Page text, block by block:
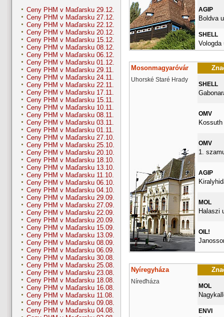
Ceny PHM v Maďarsku 29.12.
Ceny PHM v Maďarsku 27.12.
Ceny PHM v Maďarsku 22.12.
Ceny PHM v Maďarsku 20.12.
Ceny PHM v Maďarsku 15.12.
Ceny PHM v Maďarsku 08.12.
Ceny PHM v Maďarsku 06.12.
Ceny PHM v Maďarsku 01.12.
Ceny PHM v Maďarsku 29.11.
Ceny PHM v Maďarsku 24.11.
Ceny PHM v Maďarsku 22.11.
Ceny PHM v Maďarsku 17.11.
Ceny PHM v Maďarsku 15.11.
Ceny PHM v Maďarsku 10.11.
Ceny PHM v Maďarsku 08.11.
Ceny PHM v Maďarsku 03.11.
Ceny PHM v Maďarsku 01.11.
Ceny PHM v Maďarsku 27.10.
Ceny PHM v Maďarsku 25.10.
Ceny PHM v Maďarsku 20.10.
Ceny PHM v Maďarsku 18.10.
Ceny PHM v Maďarsku 13.10.
Ceny PHM v Maďarsku 11.10.
Ceny PHM v Maďarsku 06.10.
Ceny PHM v Maďarsku 04.10.
Ceny PHM v Maďarsku 29.09.
Ceny PHM v Maďarsku 27.09.
Ceny PHM v Maďarsku 22.09.
Ceny PHM v Maďarsku 20.09.
Ceny PHM v Maďarsku 15.09.
Ceny PHM v Maďarsku 13.09.
Ceny PHM v Maďarsku 08.09.
Ceny PHM v Maďarsku 06.09.
Ceny PHM v Maďarsku 30.08.
Ceny PHM v Maďarsku 25.08.
Ceny PHM v Maďarsku 23.08.
Ceny PHM v Maďarsku 18.08.
Ceny PHM v Maďarsku 16.08.
Ceny PHM v Maďarsku 11.08.
Ceny PHM v Maďarsku 09.08.
Ceny PHM v Maďarsku 04.08.
AGIP
Boldva
SHELL
Vologda
Mosonmagyaróvár
Uhorské Staré Hrady
SHELL
OMV
OMV
1.
AGIP
MOL
Halaszi
OIL!
Nyíregyháza
Níreďháza
MOL
ENVI